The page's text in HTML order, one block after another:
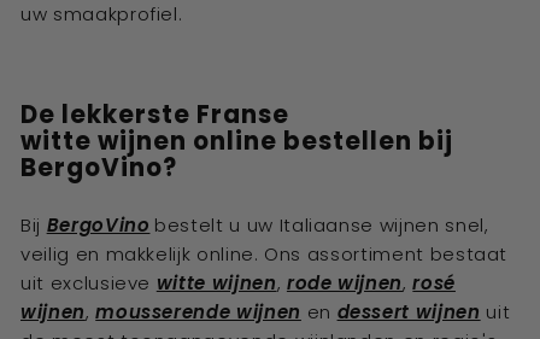
uw smaakprofiel.
De lekkerste Franse
witte wijnen online bestellen bij
BergoVino?
Bij BergoVino bestelt u uw Italiaanse wijnen snel,
veilig en makkelijk online. Ons assortiment bestaat
uit exclusieve witte wijnen, rode wijnen, rosé
wijnen, mousserende wijnen en dessert wijnen uit